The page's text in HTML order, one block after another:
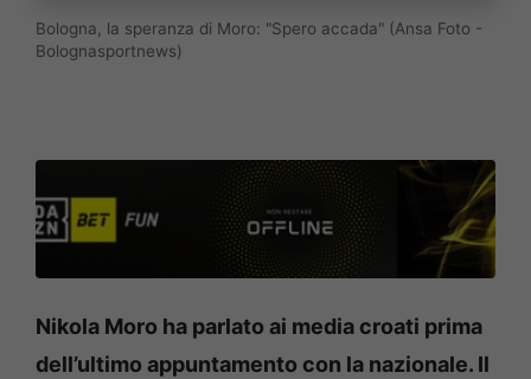
Bologna, la speranza di Moro: "Spero accada" (Ansa Foto -
Bolognasportnews)
Nikola Moro ha parlato ai media croati prima
dell’ultimo appuntamento con la nazionale. Il